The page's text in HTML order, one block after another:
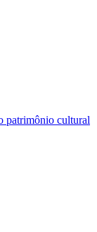
patrimônio cultural